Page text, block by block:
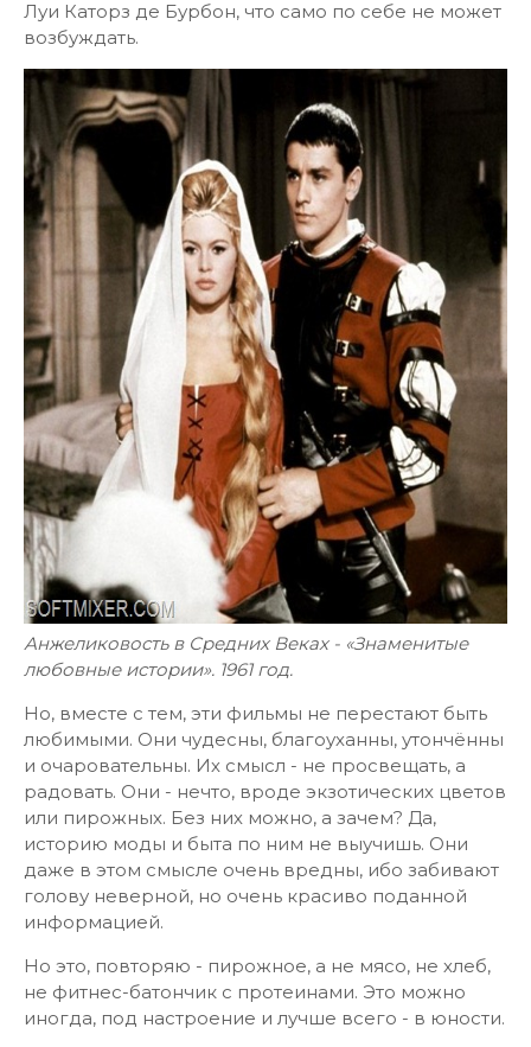
Луи Каторз де Бурбон, что само по себе не может
возбуждать.
Анжеликовость в Средних Веках - «Знаменитые
любовные истории». 1961 год.
Но, вместе с тем, эти фильмы не перестают быть
любимыми. Они чудесны, благоуханны, утончённы
и очаровательны. Их смысл - не просвещать, а
радовать. Они - нечто, вроде экзотических цветов
или пирожных. Без них можно, а зачем? Да,
историю моды и быта по ним не выучишь. Они
даже в этом смысле очень вредны, ибо забивают
голову неверной, но очень красиво поданной
информацией.
Но это, повторяю - пирожное, а не мясо, не хлеб,
не фитнес-батончик с протеинами. Это можно
иногда, под настроение и лучше всего - в юности.